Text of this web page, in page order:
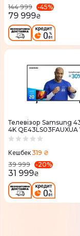
144 999
-45%
79 999₴
Телевізор Samsung
4K QE43LS03FAUXUA
Кешбек319 ₴
39 999
-20%
31 999₴